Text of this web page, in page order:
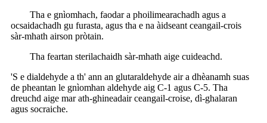
Tha e gnìomhach, faodar a phoilimearachadh agus a
ocsaidachadh gu furasta, agus tha e na àidseant ceangail-crois
sàr-mhath airson pròtain.
Tha feartan sterilachaidh sàr-mhath aige cuideachd.
'S e dialdehyde a th' ann an glutaraldehyde air a dhèanamh suas
de pheantan le gnìomhan aldehyde aig C-1 agus C-5. Tha
dreuchd aige mar ath-ghineadair ceangail-croise, dì-ghalaran
agus socraiche.